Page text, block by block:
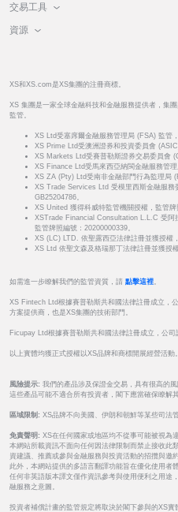
交易工具
資源
XS和XS.com是XS集團的注冊商標。
XS 集團是一家全球金融科技和金融服務提供者，集
監管。
XS Ltd受塞席爾金融服務管理局 (FSA) 監管
XS Prime Ltd受澳洲證券和投資委員會
XS Markets Ltd受賽普勒斯證券交易委員會
XS Finance Ltd受馬來西亞納閩金融服務管
XS ZA (Pty) Ltd受南非金融部門行為監理局
XS Trade Services Ltd 受模里西斯金融服務
GB25204786。
XS United 獲得科威特監管機關授權，監管牌
XSTrade Financial Consultation L.L.C 受阿
監管牌照編號：20200000339。
XS (LC) LTD. 依聖露西亞法律註冊並獲授權
XS Ltd 依聖文森及格瑞那丁法律註冊並獲授
如需進一步瞭解我們的監管資質，請 點擊這裡。
XS Fintech Ltd根據賽普勒斯共和國法律註冊成立，
方案提供商，也是XS集團的技術部門。
Ficupay Ltd根據賽普勒斯共和國法律註冊成立，公
以上實體均獲正式授權以XS品牌和商標開展經營活動。
風險提示: 我們的產品涉及保證金交易，具有很高的
這些產品可能不適合所有投資者，閣下應當確保瞭解其
區域限制: XS品牌不向美國、伊朗和朝鮮等某些司法
免責聲明: XS在任何國家或地區均不從事可能被視為
本網站所載資訊不面向任何因法律限制而禁止接收此
資建議、推薦或參與金融服務與投資活動的招攬與邀約
此外，本網站提供的多語言翻譯功能旨在優化使用者
任何非英語版本譯文僅作資訊參考與使用便利之用途
融服務之意圖。
投資者補償計畫的監管規定將取決於閣下參與的XS實